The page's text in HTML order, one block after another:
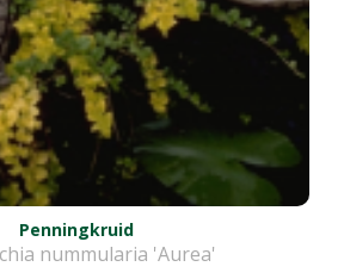
Penningkruid
nummularia 'Aurea'